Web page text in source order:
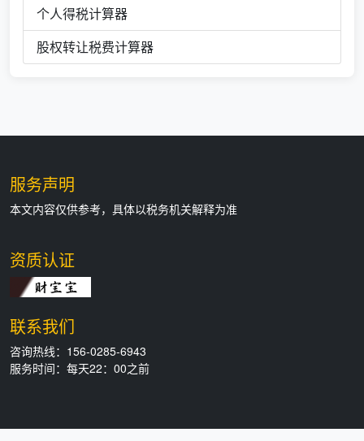
个人得税计算器
股权转让税费计算器
服务声明
本文内容仅供参考，具体以税务机关解释为准
资质认证
联系我们
咨询热线：156-0285-6943
服务时间：每天22：00之前